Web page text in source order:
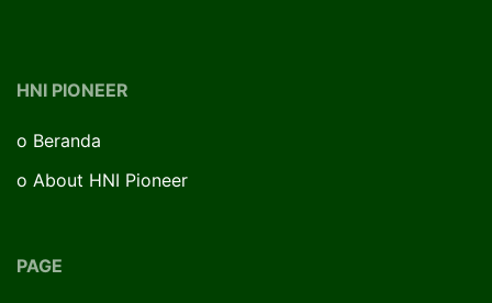
HNI PIONEER
o Beranda
o About HNI Pioneer
PAGE